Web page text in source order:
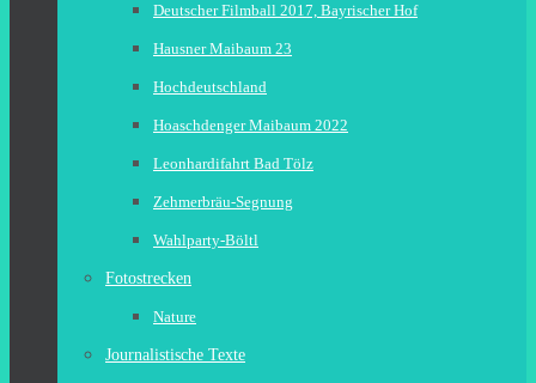
Deutscher Filmball 2017, Bayrischer Hof
Hausner Maibaum 23
Hochdeutschland
Hoaschdenger Maibaum 2022
Leonhardifahrt Bad Tölz
Zehmerbräu-Segnung
Wahlparty-Böltl
Fotostrecken
Nature
Journalistische Texte